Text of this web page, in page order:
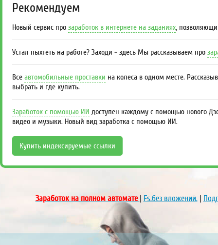
Рекомендуем
Новый сервис про заработок в интернете на заданиях,
Устал пыхтеть на работе? Заходи - здесь Мы рассказываем про
Все автомобильные проставки на колеса в одном месте.
выбрать и где купить.
Заработок с помощью ИИ доступен каждому с помощью нового
видео и музыки. Новый вид заработка с помощью ИИ.
Купить индексируемые ссылки
Заработок на полном автомате| Fs.без вложений.|